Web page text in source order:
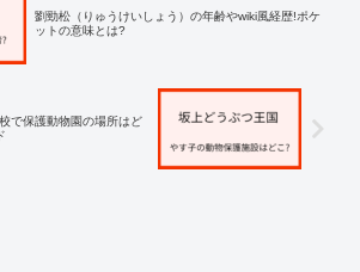
劉勁松（りゅうけいしょう）の年齢やwiki風経歴!ポケ
ットの意味とは?
で保護動物園の場所はど